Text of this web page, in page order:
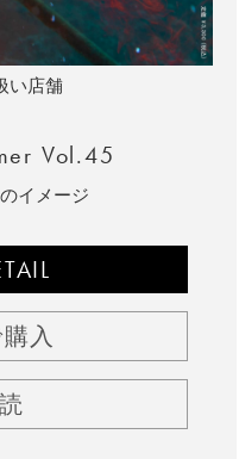
い店舗
Vol.45
イメージ
入